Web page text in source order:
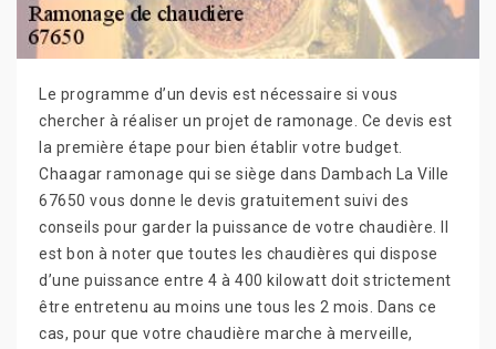
Le programme d’un devis est nécessaire si vous
chercher à réaliser un projet de ramonage. Ce devis est
la première étape pour bien établir votre budget.
Chaagar ramonage qui se siège dans Dambach La Ville
67650 vous donne le devis gratuitement suivi des
conseils pour garder la puissance de votre chaudière. Il
est bon à noter que toutes les chaudières qui dispose
d’une puissance entre 4 à 400 kilowatt doit strictement
être entretenu au moins une tous les 2 mois. Dans ce
cas, pour que votre chaudière marche à merveille,